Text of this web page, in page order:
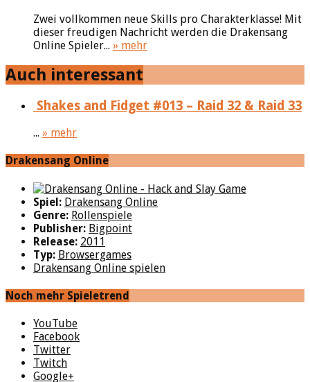
Zwei vollkommen neue Skills pro Charakterklasse! Mit
dieser freudigen Nachricht werden die Drakensang
Online Spieler... » mehr
Auch interessant
Shakes and Fidget #013 – Raid 32 & Raid 33
... » mehr
Drakensang Online
Spiel: Drakensang Online
Genre: Rollenspiele
Publisher: Bigpoint
Release: 2011
Typ: Browsergames
Drakensang Online spielen
Noch mehr Spieletrend
YouTube
Facebook
Twitter
Twitch
Google+